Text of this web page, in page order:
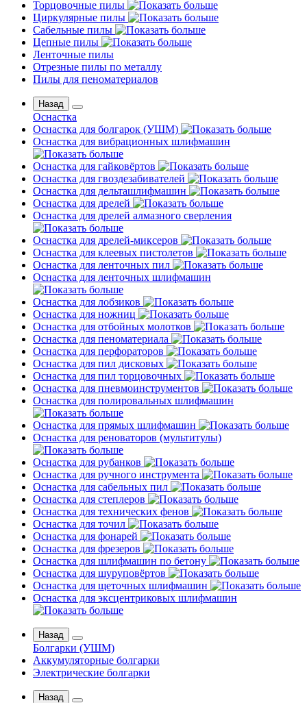
Торцовочные пилы
Циркулярные пилы
Сабельные пилы
Цепные пилы
Ленточные пилы
Отрезные пилы по металлу
Пилы для пеноматериалов
Назад
Оснастка
Оснастка для болгарок (УШМ)
Оснастка для вибрационных шлифмашин
Оснастка для гайковёртов
Оснастка для гвоздезабивателей
Оснастка для дельташлифмашин
Оснастка для дрелей
Оснастка для дрелей алмазного сверления
Оснастка для дрелей-миксеров
Оснастка для клеевых пистолетов
Оснастка для ленточных пил
Оснастка для ленточных шлифмашин
Оснастка для лобзиков
Оснастка для ножниц
Оснастка для отбойных молотков
Оснастка для пеноматериала
Оснастка для перфораторов
Оснастка для пил дисковых
Оснастка для пил торцовочных
Оснастка для пневмоинструментов
Оснастка для полировальных шлифмашин
Оснастка для прямых шлифмашин
Оснастка для реноваторов (мультитулы)
Оснастка для рубанков
Оснастка для ручного инструмента
Оснастка для сабельных пил
Оснастка для степлеров
Оснастка для технических фенов
Оснастка для точил
Оснастка для фонарей
Оснастка для фрезеров
Оснастка для шлифмашин по бетону
Оснастка для шуруповёртов
Оснастка для щеточных шлифмашин
Оснастка для эксцентриковых шлифмашин
Назад
Болгарки (УШМ)
Аккумуляторные болгарки
Электрические болгарки
Назад